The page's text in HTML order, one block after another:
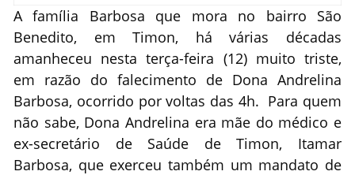
A família Barbosa que mora no bairro São
Benedito, em Timon, há várias décadas
amanheceu nesta terça-feira (12) muito triste,
em razão do falecimento de Dona Andrelina
Barbosa, ocorrido por voltas das 4h. Para quem
não sabe, Dona Andrelina era mãe do médico e
ex-secretário de Saúde de Timon, Itamar
Barbosa, que exerceu também um mandato de